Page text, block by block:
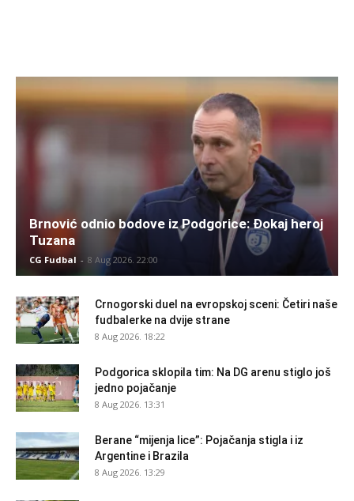
Brnović odnio bodove iz Podgorice: Đokaj heroj
Tuzana
CG Fudbal - 8 Aug 2026. 22:00
Crnogorski duel na evropskoj sceni: Četiri naše
fudbalerke na dvije strane
8 Aug 2026. 18:22
Podgorica sklopila tim: Na DG arenu stiglo još
jedno pojačanje
8 Aug 2026. 13:31
Berane “mijenja lice”: Pojačanja stigla i iz
Argentine i Brazila
8 Aug 2026. 13:29